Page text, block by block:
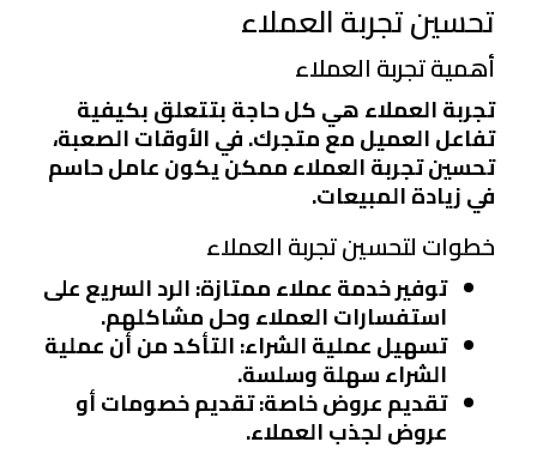
تحسين تجربة العملاء
أهمية تجربة العملاء
تجربة العملاء هي كل حاجة بتتعلق بكيفية
تفاعل العميل مع متجرك. في الأوقات الصعبة،
تحسين تجربة العملاء ممكن يكون عامل حاسم
في زيادة المبيعات.
خطوات لتحسين تجربة العملاء
توفير خدمة عملاء ممتازة: الرد السريع على
استفسارات العملاء وحل مشاكلهم.
تسهيل عملية الشراء: التأكد من أن عملية
الشراء سهلة وسلسة.
تقديم عروض خاصة: تقديم خصومات أو
عروض لجذب العملاء.